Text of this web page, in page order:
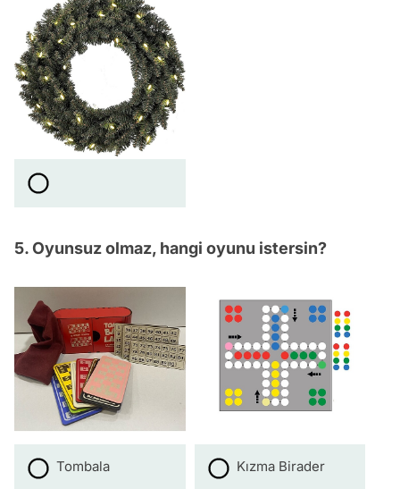
5. Oyunsuz olmaz, hangi oyunu istersin?
Tombala Kızma Birader